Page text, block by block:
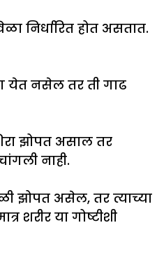
निर्धारित होत असतात.
येत नसेल तर ती गाढ
झोपत असाल तर
नाही.
झोपत असेल, तर त्याच्या
शरीर या गोष्टीशी